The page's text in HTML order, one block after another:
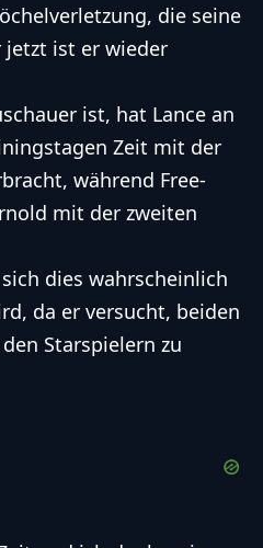
die seine
jetzt ist er wieder
ist, hat Lance an
Zeit mit der
während Free-
mit der zweiten
dies wahrscheinlich
da er versucht, beiden
Starspielern zu